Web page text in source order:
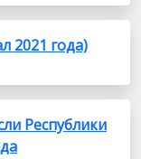
2021 года)
Республики